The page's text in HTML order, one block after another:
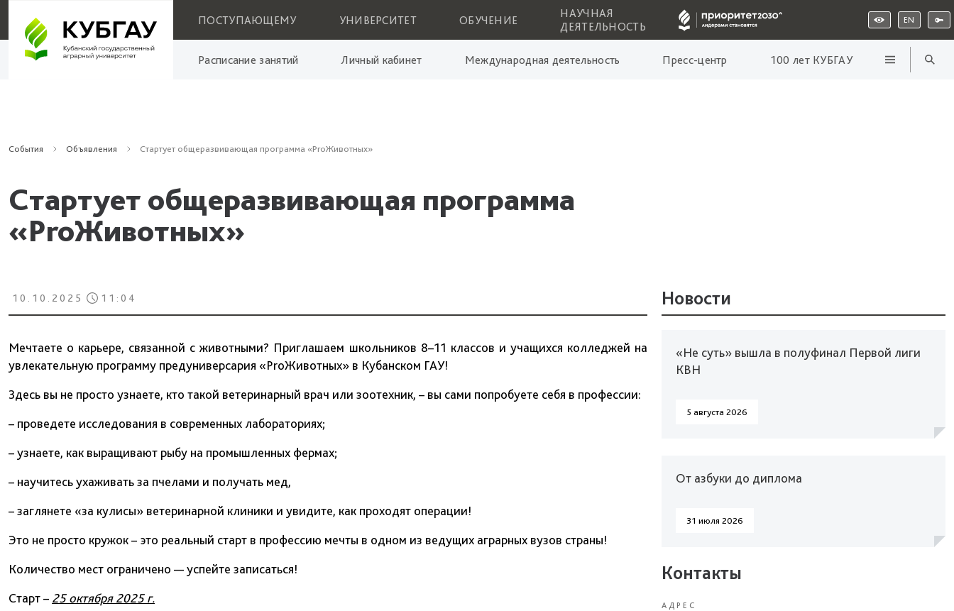
ПОСТУПАЮЩЕМУ УНИВЕРСИТЕТ ОБУЧЕНИЕ
НАУЧНАЯ
ДЕЯТЕЛЬНОСТЬ
EN
Расписание занятий Личный кабинет Международная деятельность Пресс-центр 100 лет КУБГАУ
События Объявления Стартует общеразвивающая программа «ProЖивотных»
Стартует общеразвивающая программа
«ProЖивотных»
10.10.2025 11:04
Мечтаете о карьере, связанной с животными? Приглашаем школьников 8–11 классов и учащихся колледжей на
увлекательную программу предуниверсария «ProЖивотных» в Кубанском ГАУ!
Здесь вы не просто узнаете, кто такой ветеринарный врач или зоотехник, – вы сами попробуете себя в профессии:
– проведете исследования в современных лабораториях;
– узнаете, как выращивают рыбу на промышленных фермах;
– научитесь ухаживать за пчелами и получать мед,
– заглянете «за кулисы» ветеринарной клиники и увидите, как проходят операции!
Это не просто кружок – это реальный старт в профессию мечты в одном из ведущих аграрных вузов страны!
Количество мест ограничено — успейте записаться!
Старт – 25 октября 2025 г.
Новости
«Не суть» вышла в полуфинал Первой лиги
КВН
5 августа 2026
От азбуки до диплома
31 июля 2026
Контакты
АДРЕС